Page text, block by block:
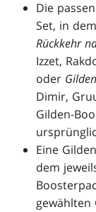
Die
Set, in
Rückkehr
Izzet,
oder
Dimir,
Gilden-
Eine
dem
gewählten